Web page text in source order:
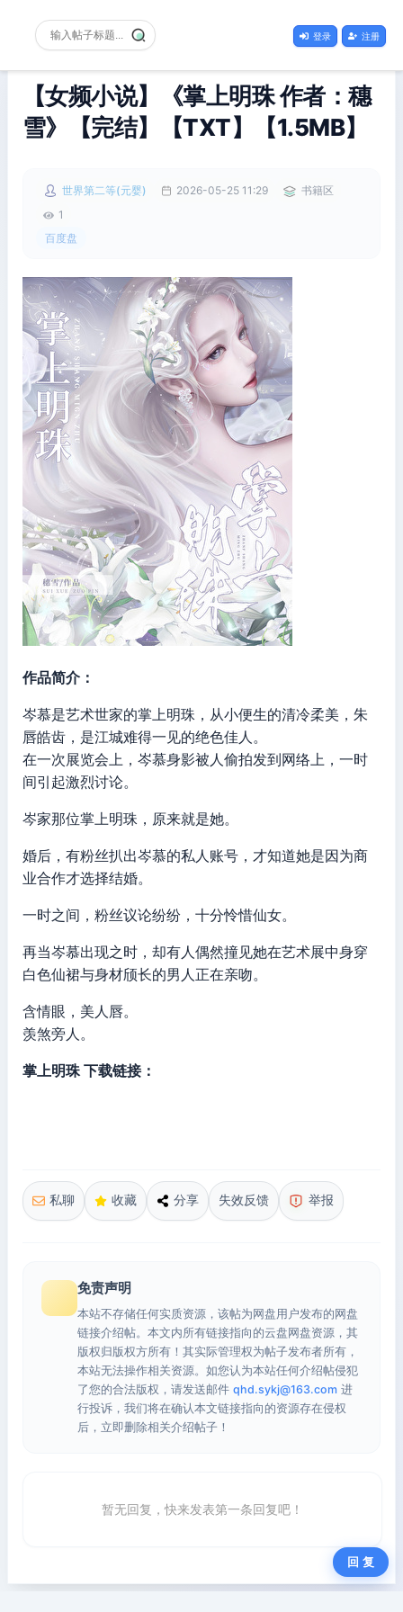
登录 注册
【女频小说】《掌上明珠 作者：穗
雪》【完结】【TXT】【1.5MB】
世界第二等(元婴) 2026-05-25 11:29
书籍区
1
百度盘
作品简介：
岑慕是艺术世家的掌上明珠，从小便生的清冷柔美，朱
唇皓齿，是江城难得一见的绝色佳人。
在一次展览会上，岑慕身影被人偷拍发到网络上，一时
间引起激烈讨论。
岑家那位掌上明珠，原来就是她。
婚后，有粉丝扒出岑慕的私人账号，才知道她是因为商
业合作才选择结婚。
一时之间，粉丝议论纷纷，十分怜惜仙女。
再当岑慕出现之时，却有人偶然撞见她在艺术展中身穿
白色仙裙与身材颀长的男人正在亲吻。
含情眼，美人唇。
羡煞旁人。
掌上明珠 下载链接：
私聊 收藏 分享 失效反馈 举报
免责声明
本站不存储任何实质资源，该帖为网盘用户发布的网盘
链接介绍帖。本文内所有链接指向的云盘网盘资源，其
版权归版权方所有！其实际管理权为帖子发布者所有，
本站无法操作相关资源。如您认为本站任何介绍帖侵犯
了您的合法版权，请发送邮件 qhd.sykj@163.com 进
行投诉，我们将在确认本文链接指向的资源存在侵权
后，立即删除相关介绍帖子！
暂无回复，快来发表第一条回复吧！
回 复